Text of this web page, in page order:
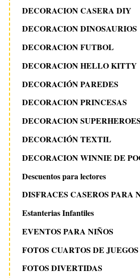
DECORACION CASERA DIY
DECORACION DINOSAURIOS
DECORACION FUTBOL
DECORACION HELLO KITTY
DECORACIÓN PAREDES
DECORACION PRINCESAS
DECORACION SUPERHEROES
DECORACIÓN TEXTIL
DECORACION WINNIE DE
Descuentos para lectores
DISFRACES CASEROS PARA
Estanterias Infantiles
EVENTOS PARA NIÑOS
FOTOS CUARTOS DE JUEGOS
FOTOS DIVERTIDAS